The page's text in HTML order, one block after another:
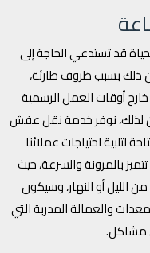
قد تستدعي الحاجة إلى
بسبب ظروف طارئة،
أوقات العمل الرسمية
لذلك، نوفر خدمة نقل عفش
متاحة لتلبية احتياجات عملائنا
بالمرونة والسرعة، حيث
أو النهار، وسيكون
والعمالة المدربة التي
مشاكل.